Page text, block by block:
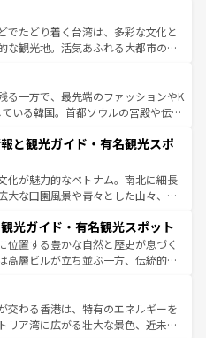
ルフードやハワイアンミュージッ
スなど、すべてがハワイの魅力を彩
に新しい発見と感動が待っているハ
部にそびえるウルル（エアーズロッ
しい原生林やケアンズの熱帯雨林な
ん。また、カフェやワイン、オージ
も充実しており、サーフィンやダイ
ど、アウトドア好きにはたまらな
多彩な魅力を存分に味わいつくそ
でたどり着く台湾は、多彩な文化と
な観光地。活気あふれる大都市の台
帯である台湾東部など、都市の喧騒
しており、訪れる人に新しい発見と
る。また、奥深い台湾の食文化も魅
イーツなど、バラエティ豊かな料理
る一方で、最先端のファッションやK
いる韓国。首都ソウルの宮殿や伝統
ば四季折々の自然美を楽しむことが
チや焼肉、絶品のストリートフード
料理が待っている。夜には、韓国な
も堪能できる。あたたかいホスピタ
わってみてほしい。 なお、新着の韓国情報はコンテンツ一
と観光ガイド・有名観光スポ
化が魅力的なベトナム。南北に細長
大な田園風景や青々とした山々、世
が息づく。ハノイの古い町並みやホ
統治時代の建物も、独特の雰囲気を
、バラエティの豊かさとおいしさで
ミー、ベトナムコーヒーなどは、ぜ
どの地域を訪れてもあたたかい人々
るので、きっと忘れられない旅にな
光ガイド・有名観光スポット
位置する豊かな自然と歴史が息づく
高層ビルが立ち並ぶ一方、伝統的な
。北部ではチェンマイなどの山岳地
南部ではプーケットやクラビの美し
分を楽しむことができる。タイ料理
交わる香港は、特有のエネルギーを
リア湾に広がる壮大な景色、近未来